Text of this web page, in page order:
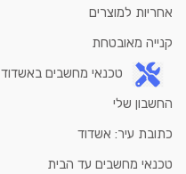
אחריות למוצרים
קנייה מאובטחת
טכנאי מחשבים באשדוד
החשבון שלי
כתובת עיר: אשדוד
טכנאי מחשבים עד הבית